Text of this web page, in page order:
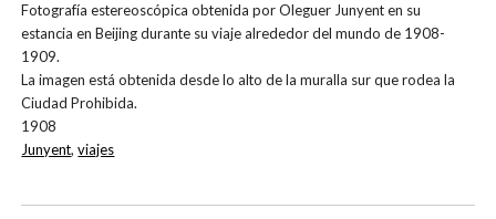
Fotografía estereoscópica obtenida por Oleguer Junyent en su
estancia en Beijing durante su viaje alrededor del mundo de 1908-
1909.
La imagen está obtenida desde lo alto de la muralla sur que rodea la
Ciudad Prohibida.
1908
Junyent,viajes